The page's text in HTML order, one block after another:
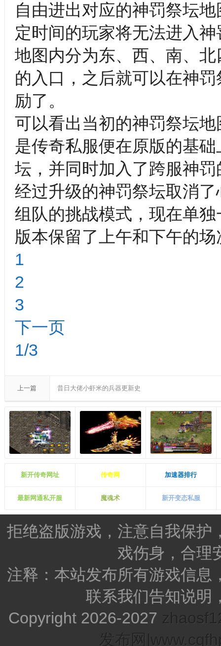
自由进出对应的神罚祭坛
定时间的玩家将无法进入
地图内分为东、西、南、
的入口，之后就可以在神
励了。
可以看出当初的神罚祭坛
是传奇私服便在原版的基
坛，并同时加入了跨服神
经过升级的神罚祭坛取消
组队的挑战模式，现在单
版本保留了上午和下午的
1
2
3
下一页
1/3
上一篇 昔日大佬小虾米的兵器更新史
新开传奇网址 传奇网 加速器排行
最新网通私开服 魔魂术 新开变态私服
拒绝盗版游戏，注意自我保护
戏伤身，合理
注释：本站发布所有游戏信息
联系我们告知说明
Copyright 2026-2027
发布网